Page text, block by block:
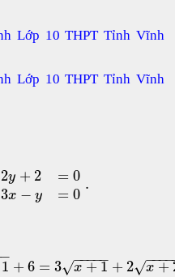
Lớp 10 THPT Tỉnh Vĩnh
Lớp 10 THPT Tỉnh Vĩnh
2y + 2
3x − y
= 0
= 0
.
1 + 6 = 3 x +1
− −
−−−
√ + 2 x +
−−−−
√